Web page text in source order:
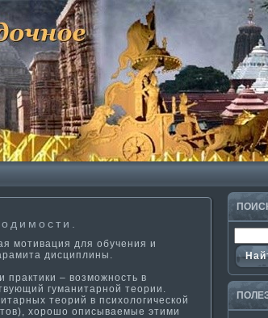
моти­вация для обучения и
дисциплины.
– возможность в
гума­нитарной теории.
теорий в психологической
хорошо описываемые эти­ми